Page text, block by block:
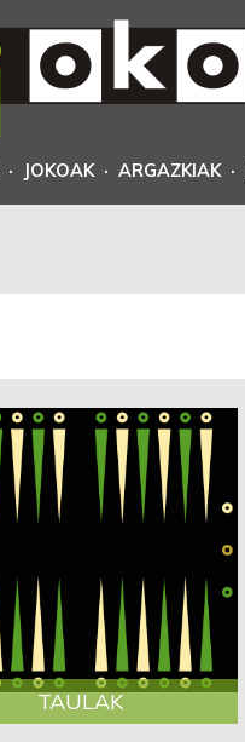
· JOKOAK · ARGAZKIAK ·
TAULAK